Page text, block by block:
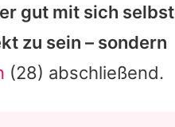
gut mit sich selbst
zu sein – sondern
(28) abschließend.